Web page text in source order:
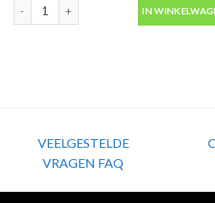
IN
VEELGESTELDE
VRAGEN FAQ